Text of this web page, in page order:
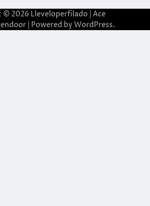
© 2026 Lleveloperfilado | Ace
| Powered by WordPress.